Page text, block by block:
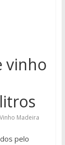
vinho
Vinho Madeira
pelo